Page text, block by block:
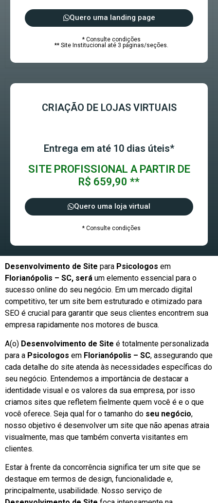
Quero uma landing page
* Consulte condições
** Site Institucional até 3 páginas/seções.
CRIAÇÃO DE LOJAS VIRTUAIS
Entrega em até 10 dias úteis*
SITE PROFISSIONAL A PARTIR DE
R$ 659,90 **
Quero uma loja virtual
* Consulte condições
Desenvolvimento de Site para Psicologos em
Florianópolis – SC, será um elemento essencial para o
sucesso online do seu negócio. Em um mercado digital
competitivo, ter um site bem estruturado e otimizado para
SEO é crucial para garantir que seus clientes encontrem sua
empresa rapidamente nos motores de busca.
A(o) Desenvolvimento de Site é totalmente personalizada
para a Psicologos em Florianópolis – SC, assegurando que
cada detalhe do site atenda às necessidades específicas do
seu negócio. Entendemos a importância de destacar a
identidade visual e os valores da sua empresa, por isso
criamos sites que refletem fielmente quem você é e o que
você oferece. Seja qual for o tamanho do seu negócio,
nosso objetivo é desenvolver um site que não apenas atraia
visualmente, mas que também converta visitantes em
clientes.
Estar à frente da concorrência significa ter um site que se
destaque em termos de design, funcionalidade e,
principalmente, usabilidade. Nosso serviço de